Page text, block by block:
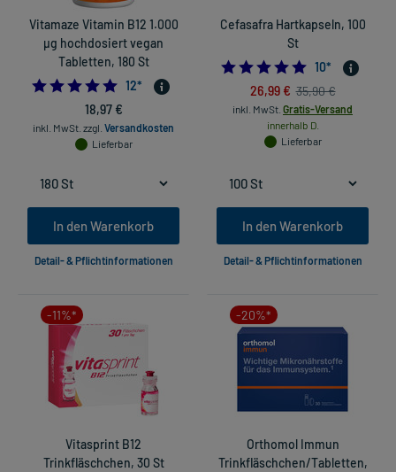
Vitamaze Vitamin B12 1.000
µg hochdosiert vegan
Tabletten, 180 St
5.0
12*
18,97 €
inkl. MwSt. zzgl. Versandkosten
Lieferbar
In den Warenkorb
Detail- & Pflichtinformationen
Cefasafra Hartkapseln, 100
St
4.9
10*
26,99 € 35,90 €
inkl. MwSt. Gratis-Versand
innerhalb D.
Lieferbar
In den Warenkorb
Detail- & Pflichtinformationen
-11%*
Vitasprint B12
Trinkfläschchen, 30 St
-20%*
Orthomol Immun
Trinkfläschchen/Tabletten,